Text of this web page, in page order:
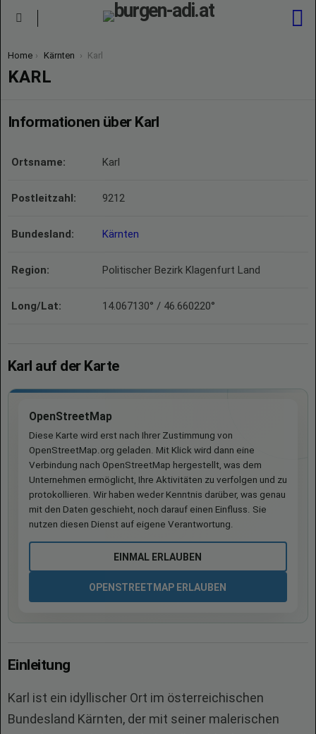
You are here:
Home Kärnten Karl
KARL
Informationen über Karl
Ortsname: Karl
Postleitzahl: 9212
Bundesland: Kärnten
Region: Politischer Bezirk Klagenfurt Land
Long/Lat: 14.067130° / 46.660220°
Karl auf der Karte
OpenStreetMap
Diese Karte wird erst nach Ihrer Zustimmung von
OpenStreetMap.org geladen. Mit Klick wird dann eine
Verbindung nach OpenStreetMap hergestellt, was dem
Unternehmen ermöglicht, Ihre Aktivitäten zu verfolgen und zu
protokollieren. Wir haben weder Kenntnis darüber, was genau
mit den Daten geschieht, noch darauf einen Einfluss. Sie
nutzen diesen Dienst auf eigene Verantwortung.
EINMAL ERLAUBEN
OPENSTREETMAP ERLAUBEN
Einleitung
Karl ist ein idyllischer Ort im österreichischen
Bundesland Kärnten, der mit seiner malerischen